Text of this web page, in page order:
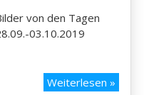
von den Tagen
03.10.2019
Weiterlesen »New